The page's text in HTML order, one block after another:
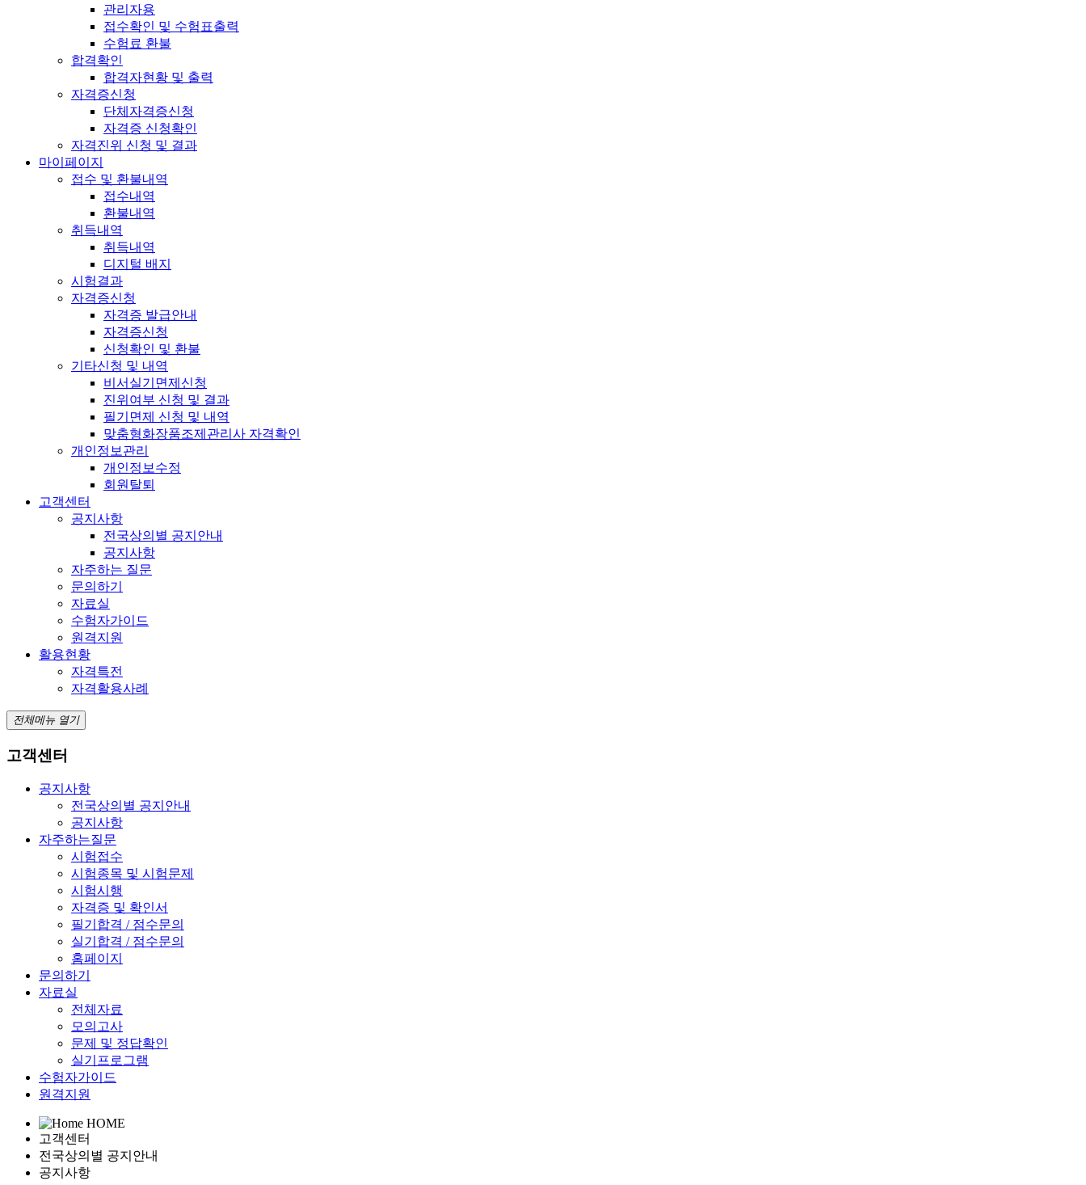
관리자용
접수확인 및 수험표출력
수험료 환불
합격확인
합격자현황 및 출력
자격증신청
단체자격증신청
자격증 신청확인
자격진위 신청 및 결과
마이페이지
접수 및 환불내역
접수내역
환불내역
취득내역
취득내역
디지털 배지
시험결과
자격증신청
자격증 발급안내
자격증신청
신청확인 및 환불
기타신청 및 내역
비서실기면제신청
진위여부 신청 및 결과
필기면제 신청 및 내역
맞춤형화장품조제관리사 자격확인
개인정보관리
개인정보수정
회원탈퇴
고객센터
공지사항
전국상의별 공지안내
공지사항
자주하는 질문
문의하기
자료실
수험자가이드
원격지원
활용현황
자격특전
자격활용사례
전체메뉴 열기
고객센터
공지사항
전국상의별 공지안내
공지사항
자주하는질문
시험접수
시험종목 및 시험문제
시험시행
자격증 및 확인서
필기합격 / 점수문의
실기합격 / 점수문의
홈페이지
문의하기
자료실
전체자료
모의고사
문제 및 정답확인
실기프로그램
수험자가이드
원격지원
HOME
고객센터
전국상의별 공지안내
공지사항